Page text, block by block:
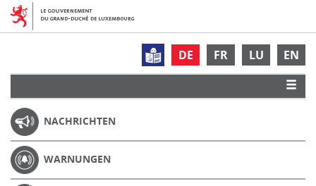
DE FR LU EN
NACHRICHTEN
WARNUNGEN